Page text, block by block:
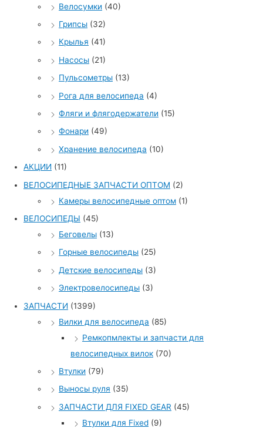
Велосумки (40)
Грипсы (32)
Крылья (41)
Насосы (21)
Пульсометры (13)
Рога для велосипеда (4)
Фляги и флягодержатели (15)
Фонари (49)
Хранение велосипеда (10)
АКЦИИ (11)
ВЕЛОСИПЕДНЫЕ ЗАПЧАСТИ ОПТОМ (2)
Камеры велосипедные оптом (1)
ВЕЛОСИПЕДЫ (45)
Беговелы (13)
Горные велосипеды (25)
Детские велосипеды (3)
Электровелосипеды (3)
ЗАПЧАСТИ (1399)
Вилки для велосипеда (85)
Ремкопмлекты и запчасти для
велосипедных вилок (70)
Втулки (79)
Выносы руля (35)
ЗАПЧАСТИ ДЛЯ FIXED GEAR (45)
Втулки для Fixed (9)